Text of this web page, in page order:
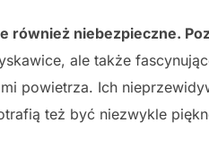
również niebezpieczne.
ale także
powietrza. Ich
też być niezwykle